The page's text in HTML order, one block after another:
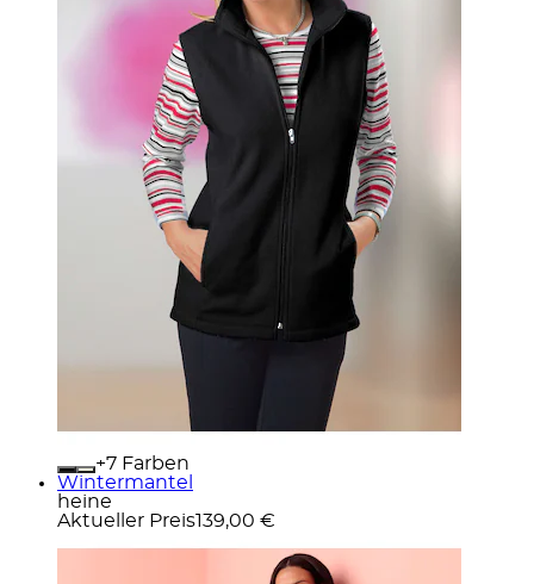
+
Farben
Wintermantel
heine
Aktueller Preis139,00 €